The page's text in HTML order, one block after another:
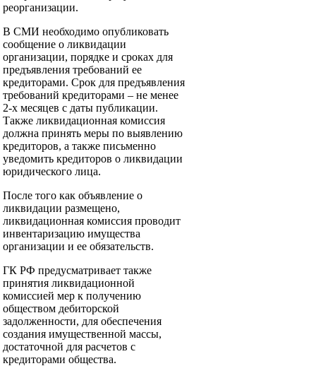
реорганизации.
В СМИ необходимо опубликовать
сообщение о ликвидации
организации, порядке и сроках для
предъявления требований ее
кредиторами. Срок для предъявления
требований кредиторами – не менее
2-х месяцев с даты публикации.
Также ликвидационная комиссия
должна принять меры по выявлению
кредиторов, а также письменно
уведомить кредиторов о ликвидации
юридического лица.
После того как объявление о
ликвидации размещено,
ликвидационная комиссия проводит
инвентаризацию имущества
организации и ее обязательств.
ГК РФ предусматривает также
принятия ликвидационной
комиссией мер к получению
обществом дебиторской
задолженности, для обеспечения
создания имущественной массы,
достаточной для расчетов с
кредиторами общества.